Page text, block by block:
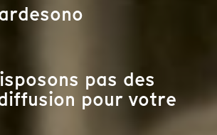
pas des
pour votre